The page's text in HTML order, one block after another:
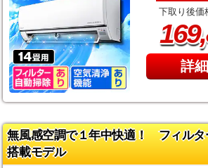
下取り後価
169,
詳
無風感空調で１年中快適！ フィルタ
搭載モデル